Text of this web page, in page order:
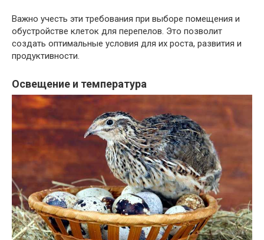
Важно учесть эти требования при выборе помещения и
обустройстве клеток для перепелов. Это позволит
создать оптимальные условия для их роста, развития и
продуктивности.
Освещение и температура